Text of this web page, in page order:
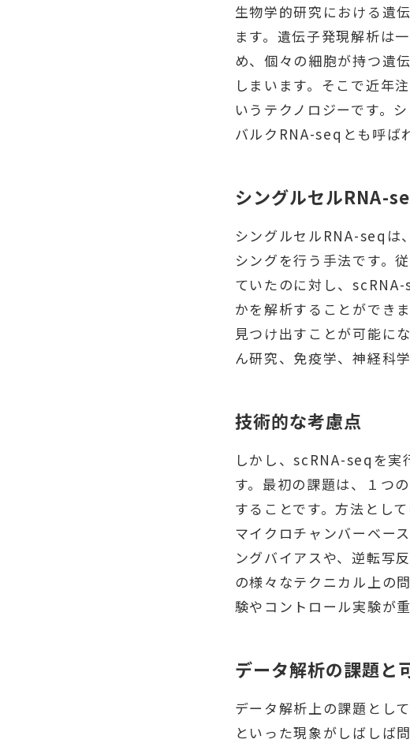
生物学的研究における遺
ます。遺伝子発現解析は
め、個々の細胞が持つ遺
しまいます。そこで近年
いうテクノロジーです。
バルクRNA-seqとも呼ば
シングルセルRNA-
シングルセルRNA-seqは
シングを行う手法です。
ていたのに対し、
かを解析することができ
見つけ出すことが可能に
ん研究、免疫学、神経科
技術的な考慮点
しかし、scRNA-seqを実
す。最初の課題は、１つ
することです。方法とし
マイクロチャンバーベー
ングバイアスや、逆転写
の様々なテクニカル上の
験やコントロール実験が重
データ解析の課題と
データ解析上の課題とし
といった現象がしばしば